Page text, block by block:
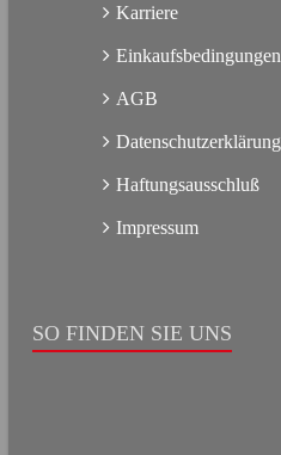
Karriere
Einkaufsbedingungen
AGB
Datenschutzerklärung
Haftungsausschluß
Impressum
SO FINDEN SIE UNS